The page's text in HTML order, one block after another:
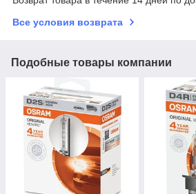
Все условия возврата
Подобные товары компании